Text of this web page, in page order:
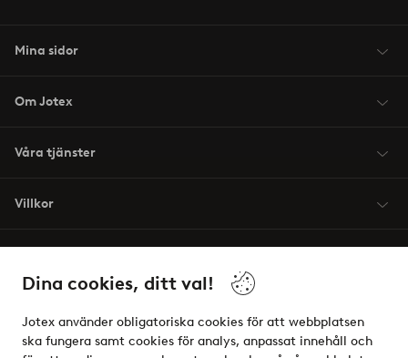
Dina cookies, ditt val!
Jotex använder obligatoriska cookies för att webbplatsen
ska fungera samt cookies för analys, anpassat innehåll och
Mina sidor
Om Jotex
Våra tjänster
Villkor